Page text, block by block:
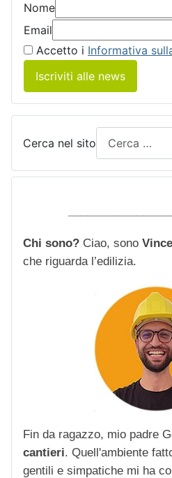
Nome
Email
Accetto i Informativa
Iscriviti alle news
Cerca nel sito
Chi sono? Ciao, sono
che riguarda l’edilizia.
Fin da ragazzo, mio padre
cantieri. Quell'ambiente
gentili e simpatiche mi ha